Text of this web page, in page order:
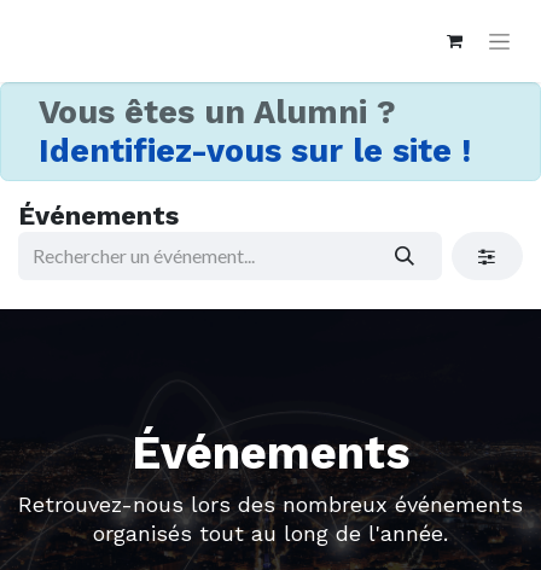
Vous êtes un Alumni ?
Identifiez-vous sur le site !
Événements
Événements
Retrouvez-nous lors des nombreux événements
organisés tout au long de l'année.